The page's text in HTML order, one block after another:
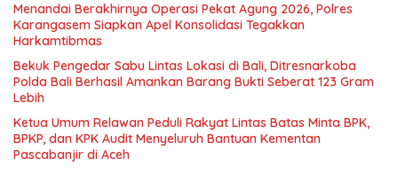
Menandai Berakhirnya Operasi Pekat Agung 2026, Polres
Karangasem Siapkan Apel Konsolidasi Tegakkan
Harkamtibmas
Bekuk Pengedar Sabu Lintas Lokasi di Bali, Ditresnarkoba
Polda Bali Berhasil Amankan Barang Bukti Seberat 123 Gram
Lebih
Ketua Umum Relawan Peduli Rakyat Lintas Batas Minta BPK,
BPKP, dan KPK Audit Menyeluruh Bantuan Kementan
Pascabanjir di Aceh